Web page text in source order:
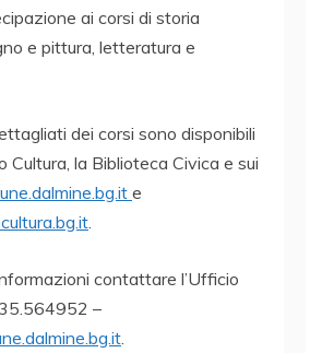
ai corsi di storia
e pittura, letteratura e
dei corsi sono disponibili
Cultura, la Biblioteca Civica e sui
e
contattare l’Ufficio
–